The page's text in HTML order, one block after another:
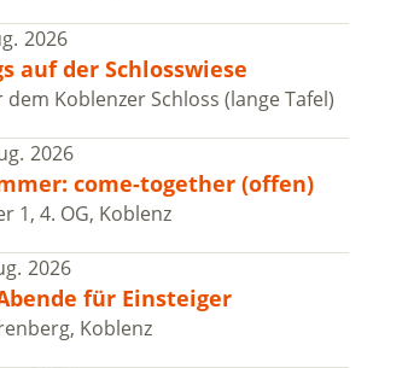
2026
auf der Schlosswiese
dem Koblenzer Schloss (lange Tafel)
2026
come-together (offen)
1, 4. OG, Koblenz
2026
für Einsteiger
Koblenz